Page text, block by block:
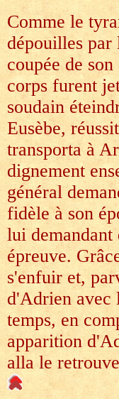
Comme le
dépouilles
coupée de
corps furent
soudain
Eusèbe,
transporta à
dignement
général
fidèle à son
lui
épreuve.
s'enfuir et,
d'Adrien avec
temps, en
apparition
alla le